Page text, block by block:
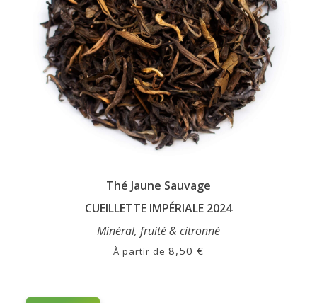
Thé Jaune Sauvage
CUEILLETTE IMPÉRIALE 2024
Minéral, fruité & citronné
À partir de 8,50 €
Ce